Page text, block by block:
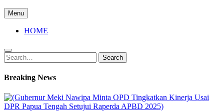
Menu
HOME
Search
for:
Search
Breaking News